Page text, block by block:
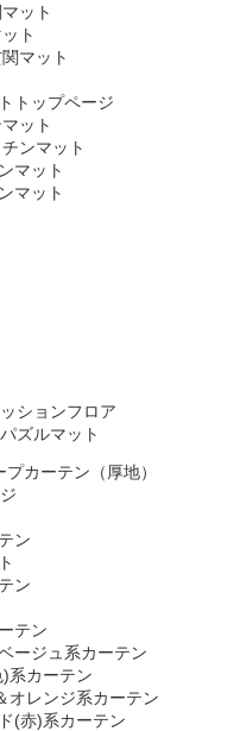
ット
ト
マット
トップページ
ット
ンマット
マット
マット
ションフロア
ズルマット
プカーテン（厚地）
ン
ン
テン
ージュ系カーテン
系カーテン
オレンジ系カーテン
(赤)系カーテン